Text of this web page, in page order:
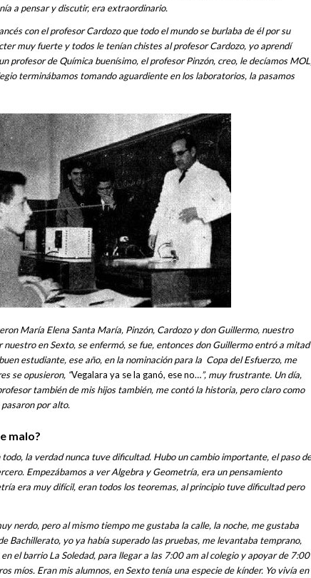
a pensar y discutir, era extraordinario.
con el profesor Cardozo que todo el mundo se burlaba de él por su
muy fuerte y todos le tenían chistes al profesor Cardozo, yo aprendí
profesor de Química buenísimo, el profesor Pinzón, creo, le decíamos
terminábamos tomando aguardiente en los laboratorios, la pasamos
María Elena Santa María, Pinzón, Cardozo y don Guillermo, nuestro
en Sexto, se enfermó, se fue, entonces don Guillermo entró a mitad
estudiante, ese año, en la nominación para la Copa del Esfuerzo, me
se opusieron, “Vegalara ya se la ganó, ese no…”, muy frustrante. Un día,
también de mis hijos también, me contó la historia, pero claro como
por alto.
malo?
la verdad nunca tuve dificultad. Hubo un cambio importante, el paso de
Empezábamos a ver Algebra y Geometría, era un pensamiento
era muy difícil, eran todos los teoremas, al principio tuve dificultad pero
nerdo, pero al mismo tiempo me gustaba la calle, la noche, me gustaba
Bachillerato, yo ya había superado las pruebas, me levantaba temprano,
el barrio La Soledad, para llegar a las 7:00 am al colegio y apoyar de 7:00
míos. Eran mis alumnos, en Sexto tenía una especie de kínder. Yo vivía en